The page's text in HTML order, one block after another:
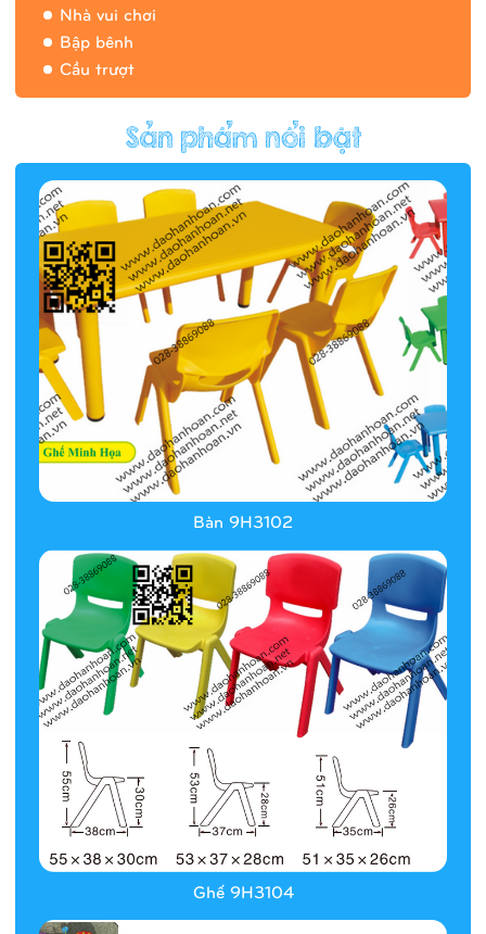
Nhà vui chơi
Bập bênh
Cầu trượt
Hàng rào/nhà banh 9H5412
Bàn 9H3102
Ghế 9H3104